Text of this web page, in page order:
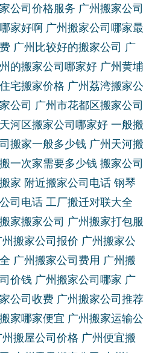
公司价格服务 广州搬家公司
家好啊 广州搬家公司哪家最
广州比较好的搬家公司 广
的搬家公司哪家好 广州黄埔
宅搬家价格 广州荔湾搬家公
公司 广州市花都区搬家公司
天河区搬家公司哪家好 一般搬
搬家一般多少钱 广州天河搬
一次家需要多少钱 搬家公司
家 附近搬家公司电话 钢琴
司电话 工厂搬迁对联大全
家搬家公司 广州搬家打包服
州搬家公司报价 广州搬家公
广州搬家公司费用 广州搬
价钱 广州搬家公司哪家 广
公司收费 广州搬家公司推荐
家哪家便宜 广州搬家运输公
州搬屋公司价格 广州便宜搬